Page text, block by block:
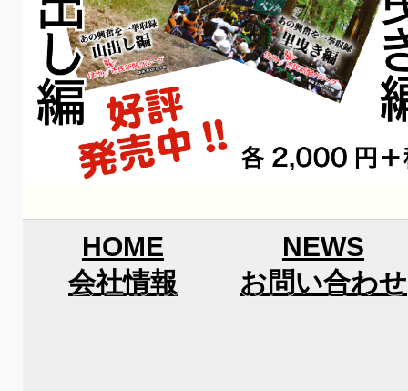
HOME
NEWS
会社情報
お問い合わせ